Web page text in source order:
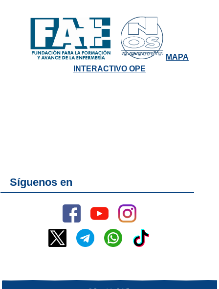
MAPA
INTERACTIVO OPE
Síguenos en